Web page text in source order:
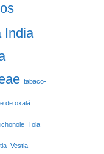
India
tabaco-
de oxalá
Tola
Vestia